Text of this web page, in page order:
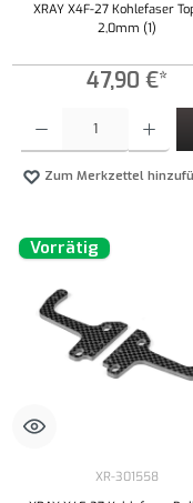
XRAY X4F-27 Kohlefaser
2,0mm (1)
47,90 €*
Zum Merkzettel
Vorrätig
XR-301558